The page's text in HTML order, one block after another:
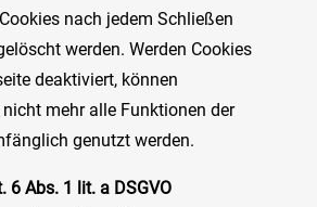
nach jedem Schließen
werden. Werden Cookies
deaktiviert, können
mehr alle Funktionen der
genutzt werden.
6 Abs. 1 lit. a DSGVO